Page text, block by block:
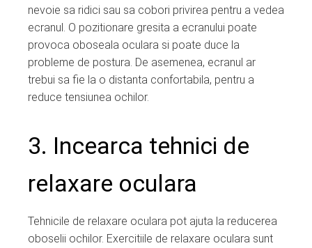
nevoie sa ridici sau sa cobori privirea pentru a vedea
ecranul. O pozitionare gresita a ecranului poate
provoca oboseala oculara si poate duce la
probleme de postura. De asemenea, ecranul ar
trebui sa fie la o distanta confortabila, pentru a
reduce tensiunea ochilor.
3. Incearca tehnici de
relaxare oculara
Tehnicile de relaxare oculara pot ajuta la reducerea
oboselii ochilor. Exercitiile de relaxare oculara sunt